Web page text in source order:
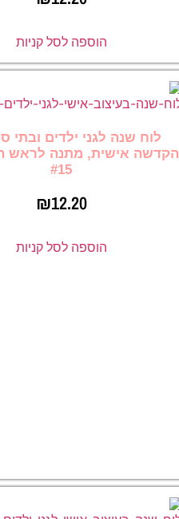
הוספה לסל קניות
לוח שנה לגני ילדים ובתי
הקדשה אישית, מתנה לראש
#15
₪12.20
הוספה לסל קניות